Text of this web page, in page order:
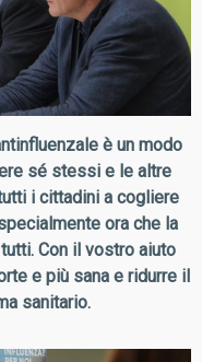
è un modo
sé stessi e le altre
i cittadini a cogliere
ora che la
Con il vostro aiuto
e più sana e ridurre il
sanitario.